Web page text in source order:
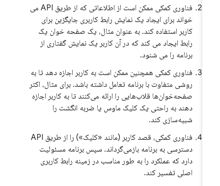
فناوری کمکی ممکن است از اطلاعاتی که از طریق API می
خواند برای ایجاد یک نمایش رابط کاربری جایگزین برای
کاربر استفاده کند. به عنوان مثال، یک صفحه خوان یک
رابط ایجاد می کند که در آن کاربر یک نمایش گفتاری از
برنامه را می شنود.
فناوری کمکی همچنین ممکن است به کاربر اجازه دهد تا به
روشی متفاوت با برنامه تعامل داشته باشد. برای مثال، اکثر
صفحه‌خوان‌ها قلاب‌هایی را ارائه می‌کنند تا به کاربر اجازه
دهند به راحتی یک کلیک ماوس یا ضربه انگشت را
شبیه‌سازی کند.
فناوری کمکی، قصد کاربر (مانند «کلیک») را از طریق API
دسترسی به برنامه بازمی‌گرداند. سپس برنامه مسئولیت
دارد که عملکرد را به طور مناسب در زمینه رابط کاربری
اصلی تفسیر کند.